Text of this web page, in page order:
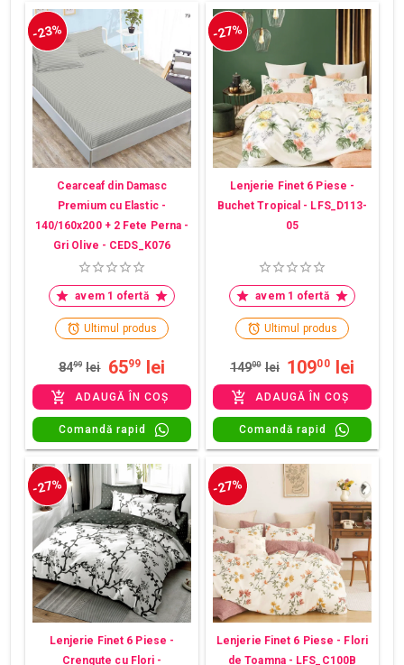
-23%
Cearceaf din Damasc
Premium cu Elastic -
140/160x200 + 2 Fete Perna -
Gri Olive - CEDS_K076
avem 1 ofertă
Ultimul produs
8499 lei 6599 lei
ADAUGĂ ÎN COȘ
Comandă rapid
-27%
Lenjerie Finet 6 Piese -
Buchet Tropical - LFS_D113-
05
avem 1 ofertă
Ultimul produs
14900 lei 10900 lei
ADAUGĂ ÎN COȘ
Comandă rapid
-27%
Lenjerie Finet 6 Piese -
Crengute cu Flori -
-27%
Lenjerie Finet 6 Piese - Flori
de Toamna - LFS_C100B